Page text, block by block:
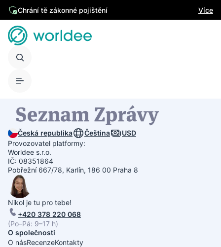
Chrání tě zákonné pojištění Více
Česká republika Čeština
USD
Provozovatel platformy:
Worldee s.r.o.
IČ: 08351864
Pobřežní 667/78, Karlín, 186 00 Praha 8
Nikol je tu pro tebe!
+420 378 220 068
(Po–Pá: 9–17 h)
O společnosti
O násRecenzeKontakty